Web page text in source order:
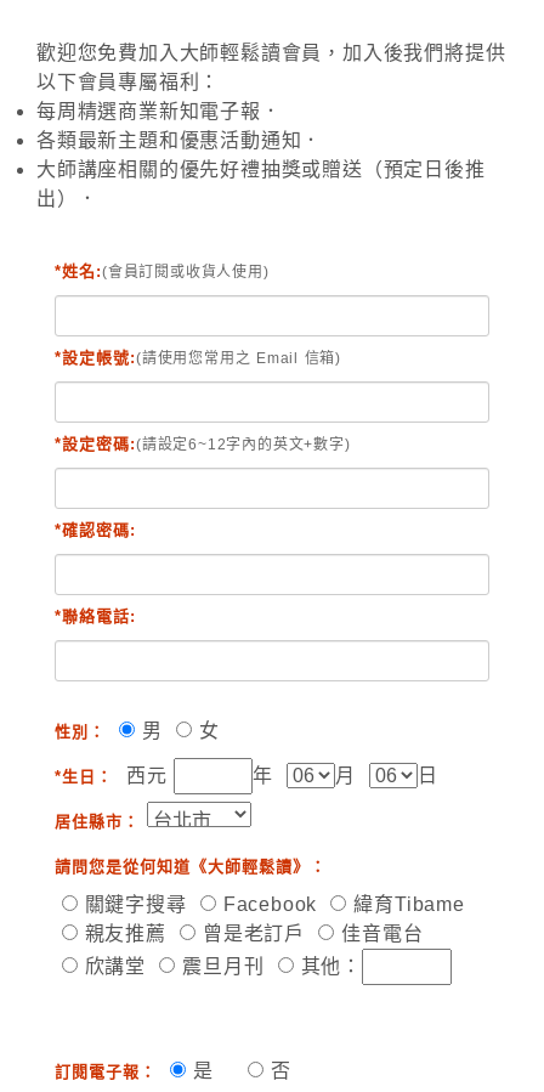
歡迎您免費加入大師輕鬆讀會員，加入後我們將提供
以下會員專屬福利：
每周精選商業新知電子報．
各類最新主題和優惠活動通知．
大師講座相關的優先好禮抽獎或贈送（預定日後推
出）．
*姓名:(會員訂閱或收貨人使用)
*設定帳號:(請使用您常用之 Email 信箱)
*設定密碼:(請設定6~12字內的英文+數字)
*確認密碼:
*聯絡電話:
性別： 男 女
*生日： 西元 年 月 日
居住縣市：
請問您是從何知道《大師輕鬆讀》：
關鍵字搜尋 Facebook
緯育Tibame
親友推薦
曾是老訂戶
佳音電台
欣講堂
震旦月刊 其他：
訂閱電子報： 是 否